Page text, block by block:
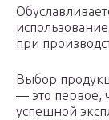
при
Выбор
— это первое,
успешной